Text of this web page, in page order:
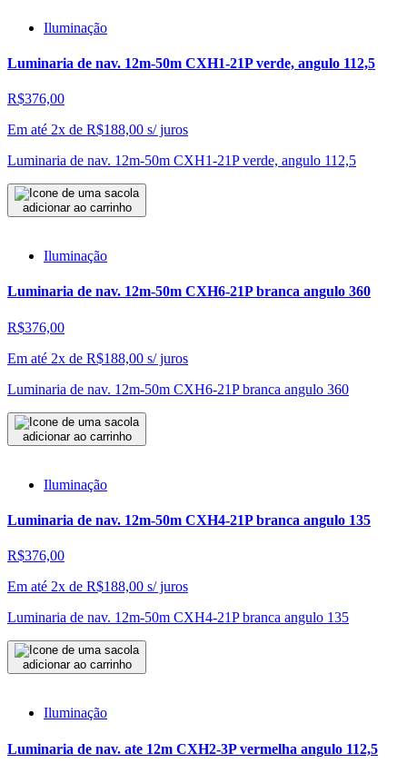
Iluminação
Luminaria de nav. 12m-50m CXH1-21P verde, angulo 112,5
R$376,00
Em até 2x de R$188,00 s/ juros
Luminaria de nav. 12m-50m CXH1-21P verde, angulo 112,5
adicionar ao carrinho
Iluminação
Luminaria de nav. 12m-50m CXH6-21P branca angulo 360
R$376,00
Em até 2x de R$188,00 s/ juros
Luminaria de nav. 12m-50m CXH6-21P branca angulo 360
adicionar ao carrinho
Iluminação
Luminaria de nav. 12m-50m CXH4-21P branca angulo 135
R$376,00
Em até 2x de R$188,00 s/ juros
Luminaria de nav. 12m-50m CXH4-21P branca angulo 135
adicionar ao carrinho
Iluminação
Luminaria de nav. ate 12m CXH2-3P vermelha angulo 112,5